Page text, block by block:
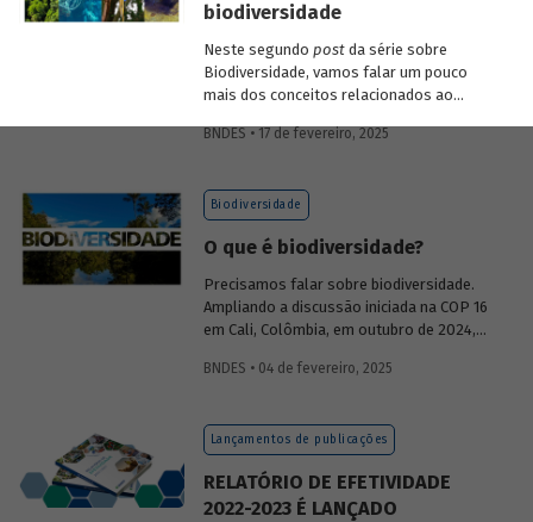
biodiversidade
Neste segundo postda série sobre
Biodiversidade, vamos falar um pouco
mais dos conceitos relacionados ao
ecossistêmicos, entre outros.
BNDES • 17 de fevereiro, 2025
Biodiversidade
O que é biodiversidade?
Precisamos falar sobre biodiversidade.
Ampliando a discussão iniciada na COP 16
em Cali, Colômbia, em outubro de 2024,
(anteriormente divulgados sob forma de
os conceitos a ela relacionados, o
contexto atual das discussões sobre o
setores se relacionam com o assunto.
BNDES • 04 de fevereiro, 2025
Lançamentos de publicações
RELATÓRIO DE EFETIVIDADE
2022-2023 É LANÇADO